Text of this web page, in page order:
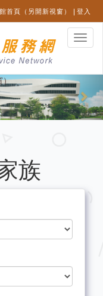
首頁（另開新視窗） 登入
選
單
換
）
族